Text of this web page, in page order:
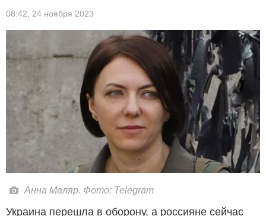
08:42, 24 ноября 2023
Анна Маляр. Фото: Telegram
Украина перешла в оборону, а россияне сейчас